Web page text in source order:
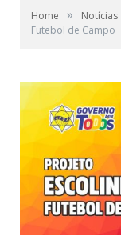
Home » Notícias
Futebol de Campo